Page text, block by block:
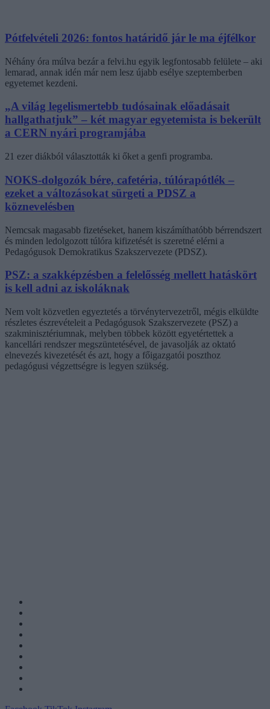
Pótfelvételi 2026: fontos határidő jár le ma éjfélkor
Néhány óra múlva bezár a felvi.hu egyik legfontosabb felülete – aki
lemarad, annak idén már nem lesz újabb esélye szeptemberben
egyetemet kezdeni.
„A világ legelismertebb tudósainak előadásait
hallgathatjuk” – két magyar egyetemista is bekerült
a CERN nyári programjába
21 ezer diákból választották ki őket a genfi programba.
NOKS-dolgozók bére, cafetéria, túlórapótlék –
ezeket a változásokat sürgeti a PDSZ a
köznevelésben
Nemcsak magasabb fizetéseket, hanem kiszámíthatóbb bérrendszert
és minden ledolgozott túlóra kifizetését is szeretné elérni a
Pedagógusok Demokratikus Szakszervezete (PDSZ).
PSZ: a szakképzésben a felelősség mellett hatáskört
is kell adni az iskoláknak
Nem volt közvetlen egyeztetés a törvénytervezetről, mégis elküldte
részletes észrevételeit a Pedagógusok Szakszervezete (PSZ) a
szakminisztériumnak, melyben többek között egyetértettek a
kancellári rendszer megszüntetésével, de javasolják az oktató
elnevezés kivezetését és azt, hogy a főigazgatói poszthoz
pedagógusi végzettségre is legyen szükség.